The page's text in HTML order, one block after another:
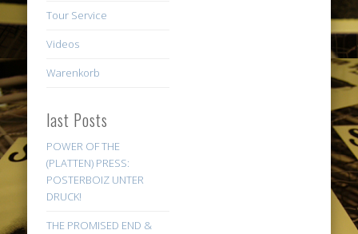
Tour Service
Videos
Warenkorb
last Posts
POWER OF THE
(PLATTEN) PRESS:
POSTERBOIZ UNTER
DRUCK!
THE PROMISED END &